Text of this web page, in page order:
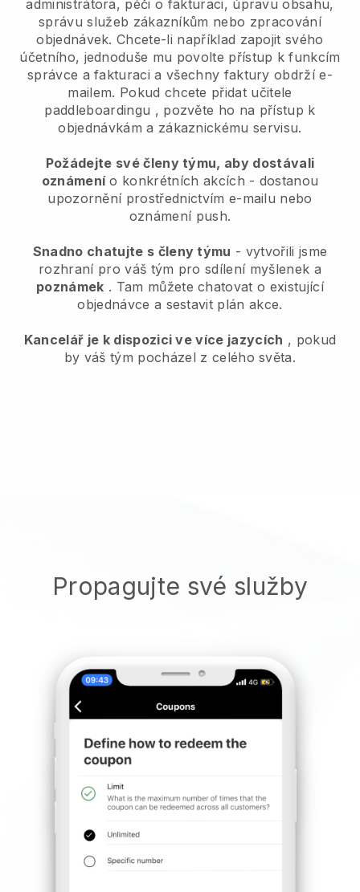
administrátora, péči o fakturaci, úpravu obsahu,
správu služeb zákazníkům nebo zpracování
objednávek. Chcete-li například zapojit svého
účetního, jednoduše mu povolte přístup k funkcím
správce a fakturaci a všechny faktury obdrží e-
mailem. Pokud chcete přidat učitele
paddleboardingu , pozvěte ho na přístup k
objednávkám a zákaznickému servisu.
Požádejte své členy týmu, aby dostávali
oznámenío konkrétních akcích - dostanou
upozornění prostřednictvím e-mailu nebo
oznámení push.
Snadno chatujte s členy týmu - vytvořili jsme
rozhraní pro váš tým pro sdílení myšlenek a
poznámek . Tam můžete chatovat o existující
objednávce a sestavit plán akce.
Kancelář je k dispozici ve více jazycích , pokud
by váš tým pocházel z celého světa.
Propagujte své služby